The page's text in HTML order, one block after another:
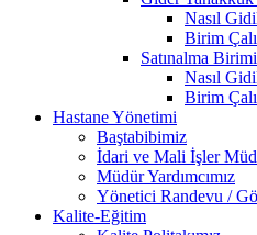
Nasıl
Birim
Satınalma Birimi
Nasıl
Birim
Hastane Yönetimi
Baştabibimiz
İdari ve Mali İşler
Müdür Yardımcımız
Yönetici Randevu /
Kalite-Eğitim